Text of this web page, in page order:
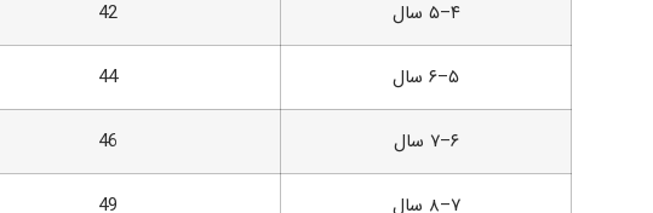
۴–۵ سال 42
۵–۶ سال 44
۶–۷ سال 46
۷–۸ سال 49